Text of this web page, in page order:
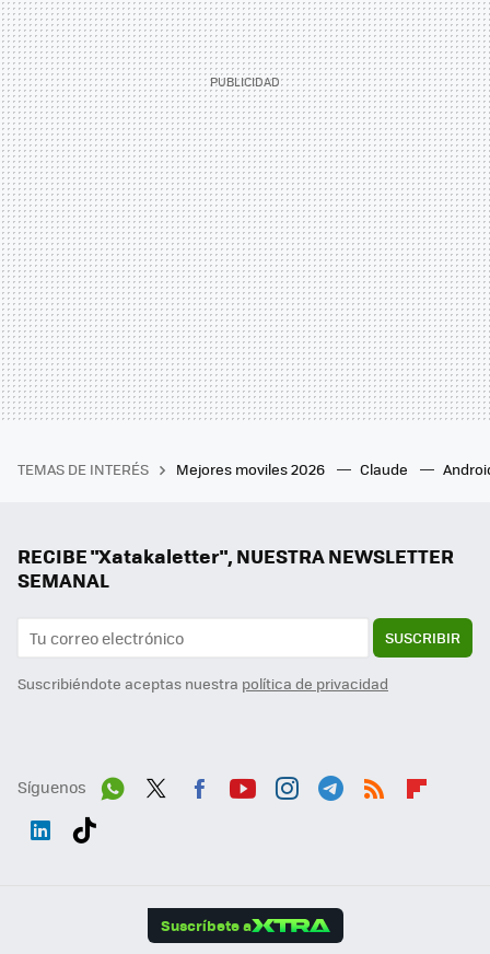
TEMAS DE INTERÉS Mejores moviles 2026 Claude
RECIBE "Xatakaletter", NUESTRA NEWSLETTER
SEMANAL
SUSCRIBIR
Suscribiéndote aceptas nuestra política de privacidad
Síguenos
Suscríbete a